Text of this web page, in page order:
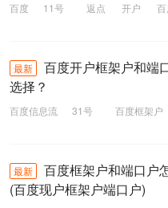
百度 11号 返点 开户
最新
百度开户框架户和端
选择？
百度信息流 31号 百度框架户
最新
百度框架户和端口户
(百度现户框架户端口户)